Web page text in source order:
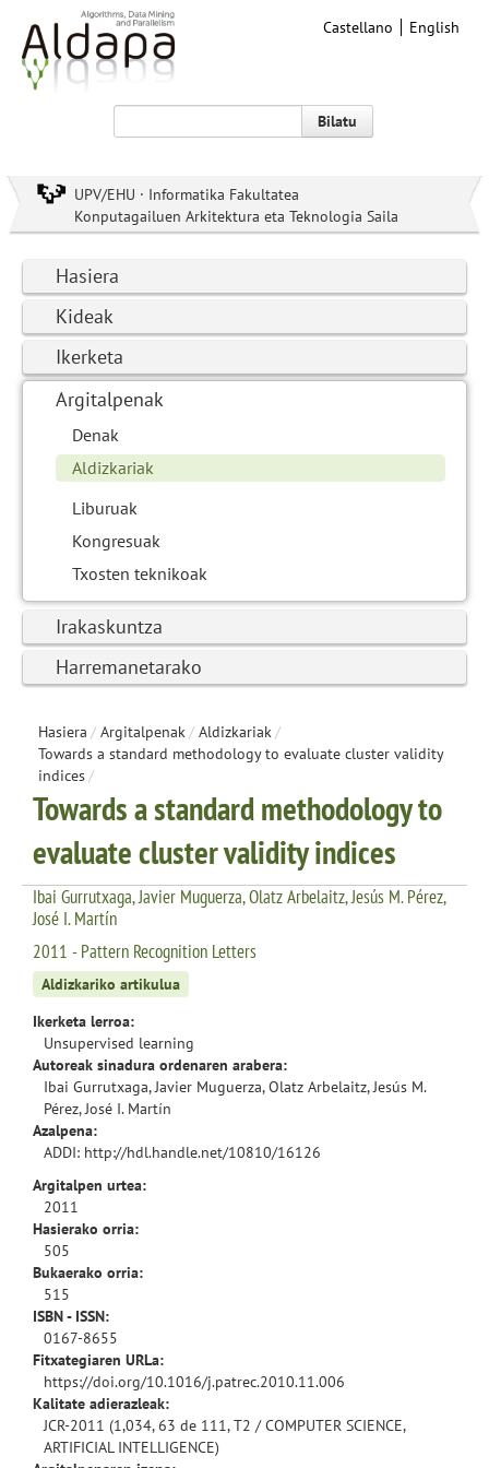
Castellano English
Bilatu
UPV/EHU · Informatika Fakultatea
Konputagailuen Arkitektura eta Teknologia Saila
Hasiera
Kideak
Ikerketa
Argitalpenak
Denak
Aldizkariak
Liburuak
Kongresuak
Txosten teknikoak
Irakaskuntza
Harremanetarako
Hasiera / Argitalpenak/ Aldizkariak/
Towards a standard methodology to evaluate cluster validity
indices/
Towards a standard methodology to
evaluate cluster validity indices
Ibai Gurrutxaga, Javier Muguerza, Olatz Arbelaitz, Jesús M. Pérez,
José I. Martín
2011 - Pattern Recognition Letters
Aldizkariko artikulua
Ikerketa lerroa:
Unsupervised learning
Autoreak sinadura ordenaren arabera:
Ibai Gurrutxaga, Javier Muguerza, Olatz Arbelaitz, Jesús M.
Pérez, José I. Martín
Azalpena:
ADDI: http://hdl.handle.net/10810/16126
Argitalpen urtea:
2011
Hasierako orria:
505
Bukaerako orria:
515
ISBN - ISSN:
0167-8655
Fitxategiaren URLa:
https://doi.org/10.1016/j.patrec.2010.11.006
Kalitate adierazleak:
JCR-2011 (1,034, 63 de 111, T2 / COMPUTER SCIENCE,
ARTIFICIAL INTELLIGENCE)